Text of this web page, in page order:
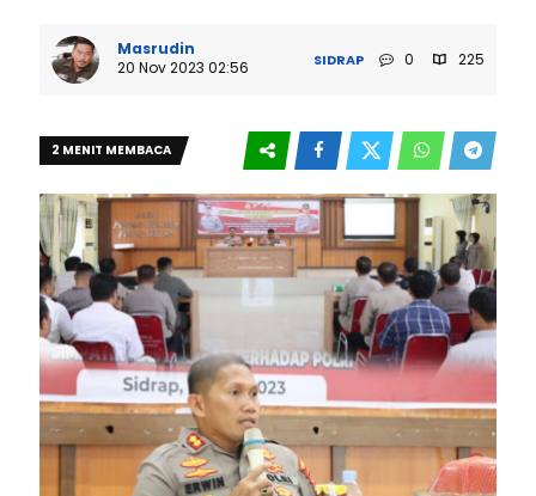
Masrudin
20 Nov 2023 02:56
SIDRAP 0 225
2 MENIT MEMBACA